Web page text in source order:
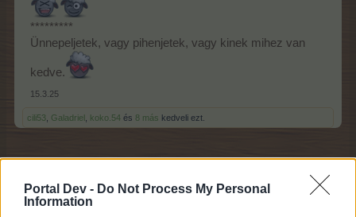
Portal Dev - Do Not Process My Personal
Information
*********
Ünnepeljetek, vagy pihenjetek, vagy kinek mihez van
kedve.
15.3.25
cili53 Galadriel koko.54 és 8 más kedveli ezt.
Fórum elő legendája